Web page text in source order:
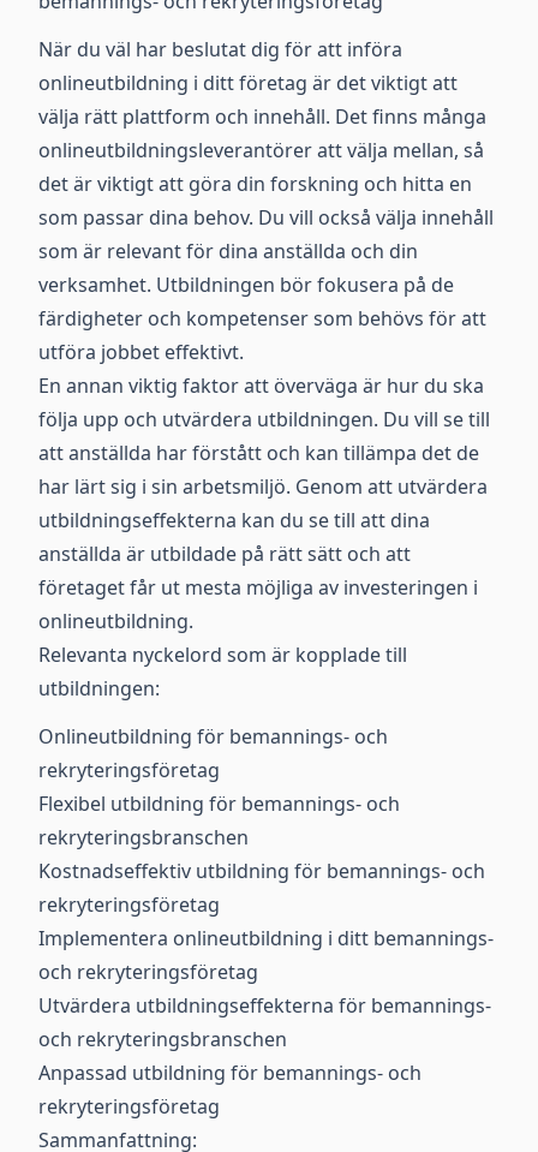
När du väl har beslutat dig för att införa
onlineutbildning i ditt företag är det viktigt att
välja rätt plattform och innehåll. Det finns många
onlineutbildningsleverantörer att välja mellan, så
det är viktigt att göra din forskning och hitta en
som passar dina behov. Du vill också välja innehåll
som är relevant för dina anställda och din
verksamhet. Utbildningen bör fokusera på de
färdigheter och kompetenser som behövs för att
utföra jobbet effektivt.
En annan viktig faktor att överväga är hur du ska
följa upp och utvärdera utbildningen. Du vill se till
att anställda har förstått och kan tillämpa det de
har lärt sig i sin arbetsmiljö. Genom att utvärdera
utbildningseffekterna kan du se till att dina
anställda är utbildade på rätt sätt och att
företaget får ut mesta möjliga av investeringen i
onlineutbildning.
Relevanta nyckelord som är kopplade till
utbildningen:
Onlineutbildning för bemannings- och
rekryteringsföretag
Flexibel utbildning för bemannings- och
rekryteringsbranschen
Kostnadseffektiv utbildning för bemannings- och
rekryteringsföretag
Implementera onlineutbildning i ditt bemannings-
och rekryteringsföretag
Utvärdera utbildningseffekterna för bemannings-
och rekryteringsbranschen
Anpassad utbildning för bemannings- och
rekryteringsföretag
Sammanfattning: